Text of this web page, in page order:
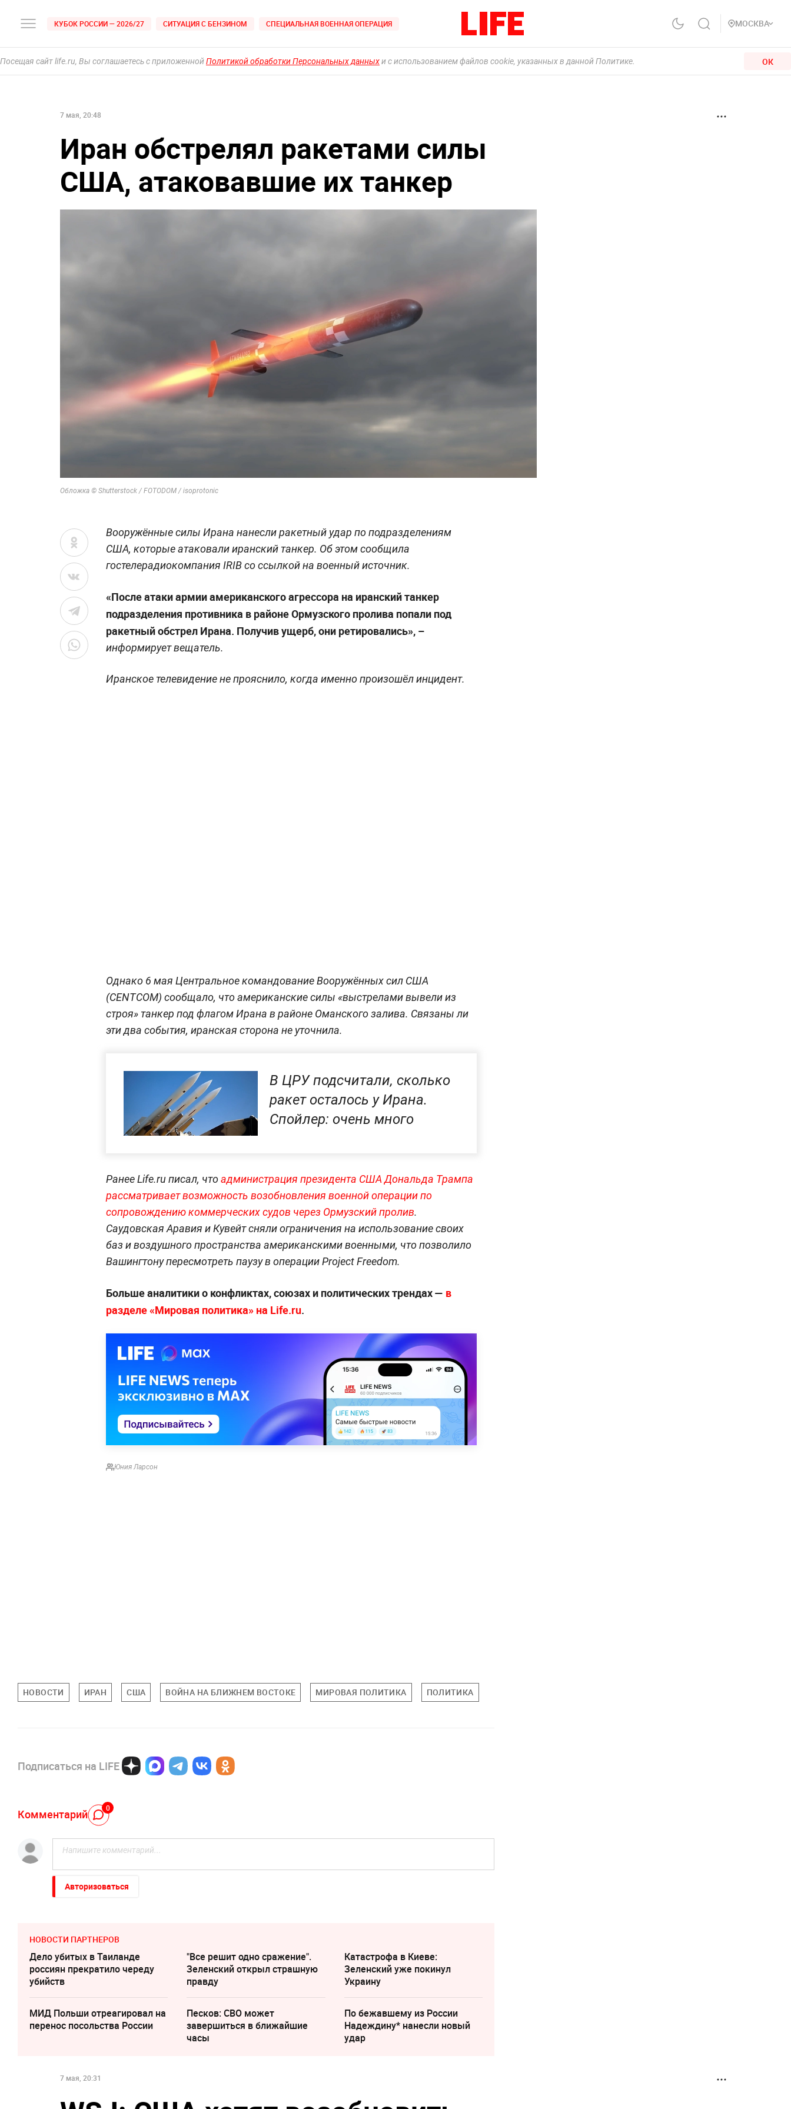
КУБОК РОССИИ — 2026/27 СИТУАЦИЯ С БЕНЗИНОМ СПЕЦИАЛЬНАЯ ВОЕННАЯ ОПЕРАЦИЯ МОСКВА
Посещая сайт life.ru, Вы соглашаетесь с приложеннойПолитикой обработки Персональных данныхи с использованием файлов cookie, указанных в данной Политике. ОК
7 мая, 20:48
Иран обстрелял ракетами силы
США, атаковавшие их танкер
Обложка © Shutterstock / FOTODOM / isoprotonic
Вооружённые силы Ирана нанесли ракетный удар по подразделениям
США, которые атаковали иранский танкер. Об этом сообщила
гостелерадиокомпания IRIB со ссылкой на военный источник.
«После атаки армии американского агрессора на иранский танкер
подразделения противника в районе Ормузского пролива попали под
ракетный обстрел Ирана. Получив ущерб, они ретировались», –
информирует вещатель.
Иранское телевидение не прояснило, когда именно произошёл инцидент.
Однако 6 мая Центральное командование Вооружённых сил США
(CENTCOM) сообщало, что американские силы «выстрелами вывели из
строя» танкер под флагом Ирана в районе Оманского залива. Связаны ли
эти два события, иранская сторона не уточнила.
В ЦРУ подсчитали, сколько
ракет осталось у Ирана.
Спойлер: очень много
Ранее Life.ru писал, чтоадминистрация президента США Дональда Трампа
рассматривает возможность возобновления военной операции по
сопровождению коммерческих судов через Ормузский пролив.
Саудовская Аравия и Кувейт сняли ограничения на использование своих
баз и воздушного пространства американскими военными, что позволило
Вашингтону пересмотреть паузу в операции Project Freedom.
Больше аналитики о конфликтах, союзах и политических трендах — в
разделе «Мировая политика» на Life.ru.
Юния Ларсон
НОВОСТИ ИРАН США ВОЙНА НА БЛИЖНЕМ ВОСТОКЕ МИРОВАЯ ПОЛИТИКА ПОЛИТИКА
Подписаться на LIFE
Комментарий 0
Авторизоваться
НОВОСТИ ПАРТНЕРОВ
Дело убитых в Таиланде
россиян прекратило череду
убийств
"Все решит одно сражение".
Зеленский открыл страшную
правду
Катастрофа в Киеве:
Зеленский уже покинул
Украину
МИД Польши отреагировал на
перенос посольства России
Песков: СВО может
завершиться в ближайшие
часы
По бежавшему из России
Надеждину* нанесли новый
удар
7 мая, 20:31